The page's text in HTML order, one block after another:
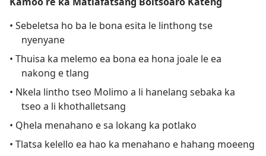
• Sebeletsa ho ba le bona esita le linthong tse
nyenyane
• Thuisa ka melemo ea bona ea hona joale le ea
nakong e tlang
• Nkela lintho tseo Molimo a li hanelang sebaka ka
tseo a li khothalletsang
• Qhela menahano e sa lokang ka potlako
• Tlatsa kelello ea hao ka menahano e hahang moeeng